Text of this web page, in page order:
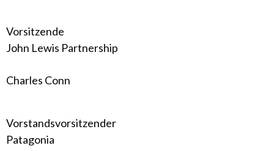
Vorsitzende
John Lewis Partnership
Charles Conn
Vorstandsvorsitzender
Patagonia